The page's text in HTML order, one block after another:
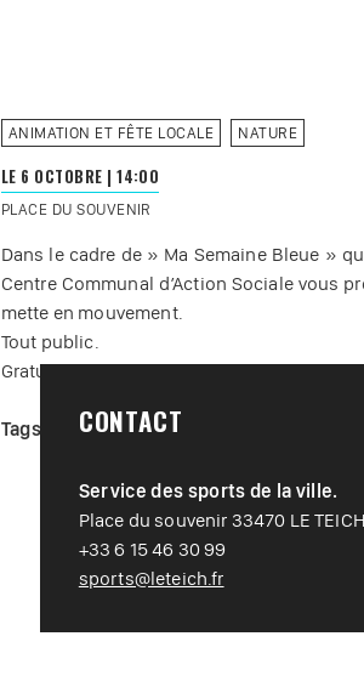
ANIMATION ET FÊTE LOCALE NATURE
LE 6 OCTOBRE |14:00
PLACE DU SOUVENIR
Dans le cadre de » Ma Semaine Bleue »
Centre Communal d’Action Sociale vous
mette en mouvement.
Tout public.
Gratuit.
Tags : Animations locales
CONTACT
Service des sports de la ville.
Place du souvenir 33470 LE TEICH
+33 6 15 46 30 99
sports@leteich.fr